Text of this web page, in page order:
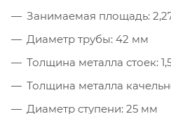
Занимаемая площадь:
Диаметр трубы: 42 мм
Толщина металла стоек:
Толщина металла
Диаметр ступени: 25 мм